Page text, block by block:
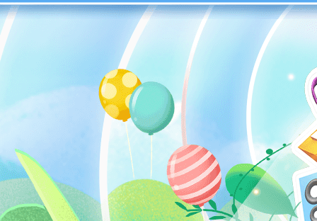
總台春晚 網絡春晚 共産黨員網 秧紀錄 紀錄片網
國際
人民領袖習近平 聯播+ 熱解讀 天天學習 習式妙
小央視頻 小央直播
比劃 藍海中國 新兵請入列
體育 競猜 2026年世界盃 2026年冬奧會
VIP會員 CCTV奧林匹克頻道 生活體育大會 體育江湖